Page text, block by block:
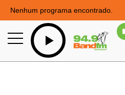
Nenhum programa encontrado.